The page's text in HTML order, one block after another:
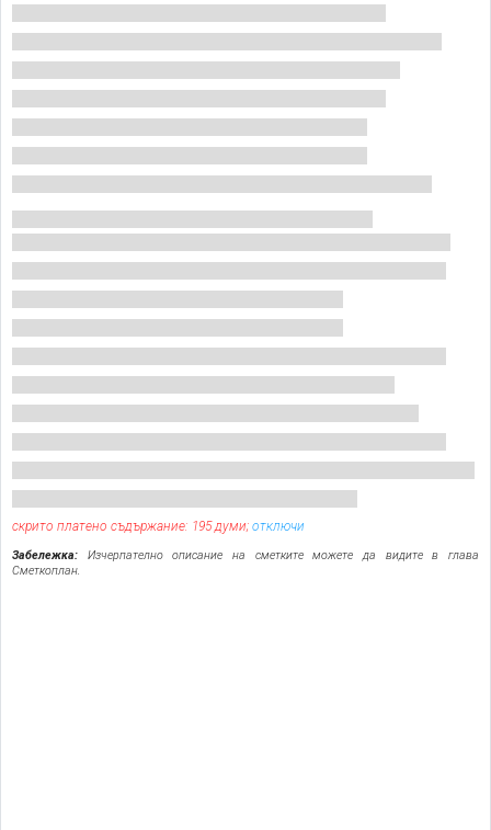
скрито платено съдържание: 195 думи; отключи
Забележка: Изчерпателно описание на сметките можете да видите в глава
Сметкоплан.